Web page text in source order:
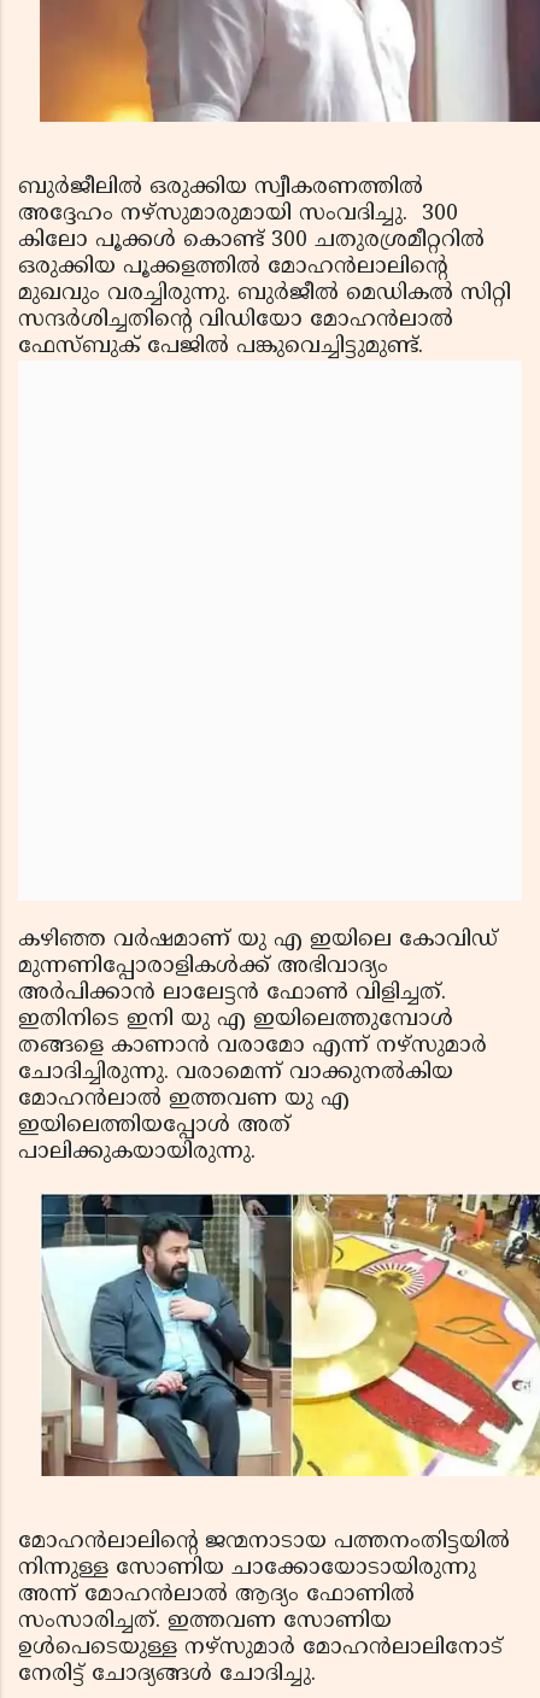
ബുര്‍ജീലില്‍ ഒരുക്കിയ സ്വീകരണത്തില്‍
അദ്ദേഹം നഴ്സുമാരുമായി സംവദിച്ചു. 300
കിലോ പൂക്കള്‍ കൊണ്ട് 300 ചതുരശ്രമീറ്ററില്‍
ഒരുക്കിയ പൂക്കളത്തില്‍ മോഹന്‍ലാലിന്റെ
മുഖവും വരച്ചിരുന്നു. ബുര്‍ജീല്‍ മെഡികല്‍ സിറ്റി
സന്ദര്‍ശിച്ചതിന്റെ വിഡിയോ മോഹന്‍ലാല്‍
ഫേസ്ബുക് പേജില്‍ പങ്കുവെച്ചിട്ടുമുണ്ട്.
കഴിഞ്ഞ വര്‍ഷമാണ് യു എ ഇയിലെ കോവിഡ്
മുന്നണിപ്പോരാളികള്‍ക്ക് അഭിവാദ്യം
അര്‍പിക്കാന്‍ ലാലേട്ടന്‍ ഫോണ്‍ വിളിച്ചത്.
ഇതിനിടെ ഇനി യു എ ഇയിലെത്തുമ്പോള്‍
തങ്ങളെ കാണാന്‍ വരാമോ എന്ന് നഴ്സുമാര്‍
ചോദിച്ചിരുന്നു. വരാമെന്ന് വാക്കുനല്‍കിയ
മോഹന്‍ലാല്‍ ഇത്തവണ യു എ
ഇയിലെത്തിയപ്പോള്‍ അത്
പാലിക്കുകയായിരുന്നു.
മോഹന്‍ലാലിന്റെ ജന്മനാടായ പത്തനംതിട്ടയില്‍
നിന്നുള്ള സോണിയ ചാക്കോയോടായിരുന്നു
അന്ന് മോഹന്‍ലാല്‍ ആദ്യം ഫോണില്‍
സംസാരിച്ചത്. ഇത്തവണ സോണിയ
ഉള്‍പെടെയുള്ള നഴ്സുമാര്‍ മോഹന്‍ലാലിനോട്
നേരിട്ട് ചോദ്യങ്ങള്‍ ചോദിച്ചു.